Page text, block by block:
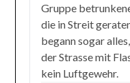
Gruppe
die in Streit
begann sogar
der Strasse mit
kein Luftgewehr.